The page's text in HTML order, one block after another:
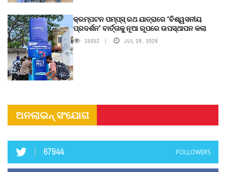
କ୍ରମ୍ପଟନ ପମ୍ପ୍‌ସ୍‌ ରଥ ଯାତ୍ରାରେ ‘ବିଶ୍ୱସନୀୟ
ପ୍ରଦର୍ଶନ’ ବାର୍ତ୍ତାକୁ ନୂଆ ରୂପରେ ଉପସ୍ଥାପନ କଲା
15052 JUL 28, 2026
ଅନଲାଇନ୍ ସଂଯୋଗ
67944 FOLLOWERS